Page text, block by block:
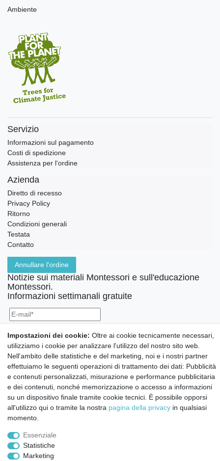
Ambiente
Servizio
Informazioni sul pagamento
Costi di spedizione
Assistenza per l‘ordine
Azienda
Diretto di recesso
Privacy Policy
Ritorno
Condizioni generali
Testata
Contatto
Annullare l'ordine
Notizie sui materiali Montessori e sull'educazione
Montessori.
Informazioni settimanali gratuite
in qualsiasi momento.
Iscriviti a
© Copyright 2026 | Tutti i diritti riservati.
Impostazioni dei cookie: Oltre ai cookie tecnicamente necessari,
utilizziamo i cookie per analizzare l'utilizzo del nostro sito web.
Nell'ambito delle statistiche e del marketing, noi e i nostri partner
effettuiamo le seguenti operazioni di trattamento dei dati: Pubblicità
e contenuti personalizzati, misurazione e performance pubblicitaria
e dei contenuti, nonché memorizzazione o accesso a informazioni
su un dispositivo finale tramite cookie tecnici. È possibile opporsi
all'utilizzo qui o tramite la nostra pagina della privacy in qualsiasi
momento.
Essenziale
Statistiche
Marketing